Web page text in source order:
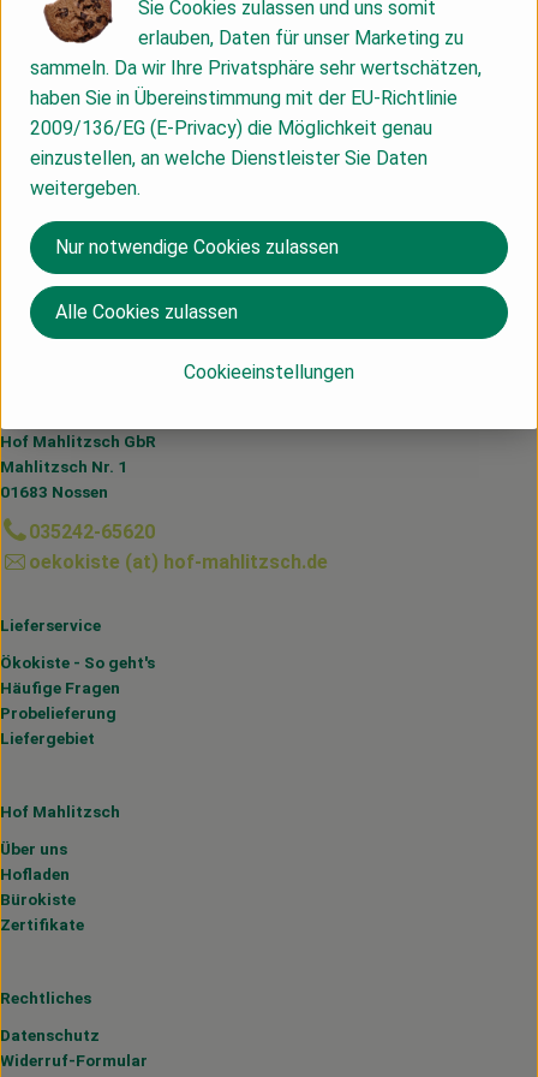
Produktinformationen
Herkunft
Hersteller: ALG
Hof Mahlitzsch GbR
Mahlitzsch Nr. 1
01683 Nossen
035242-65620
oekokiste (at) hof-mahlitzsch.de
Lieferservice
Ökokiste - So geht's
Häufige Fragen
Probelieferung
Liefergebiet
Hof Mahlitzsch
Über uns
Hofladen
Bürokiste
Zertifikate
Rechtliches
Datenschutz
Widerruf-Formular
Sie Cookies zulassen und uns somit
erlauben, Daten für unser Marketing zu
sammeln. Da wir Ihre Privatsphäre sehr wertschätzen,
haben Sie in Übereinstimmung mit der EU-Richtlinie
2009/136/EG (E-Privacy) die Möglichkeit genau
einzustellen, an welche Dienstleister Sie Daten
weitergeben.
Cookieeinstellungen
Nur notwendige Cookies zulassen
Alle Cookies zulassen